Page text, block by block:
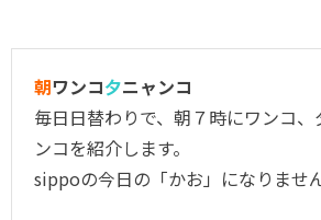
朝ワンコ夕ニャンコ
毎日日替わりで、朝７時にワンコ
ンコを紹介します。
sippoの今日の「かお」になりませ